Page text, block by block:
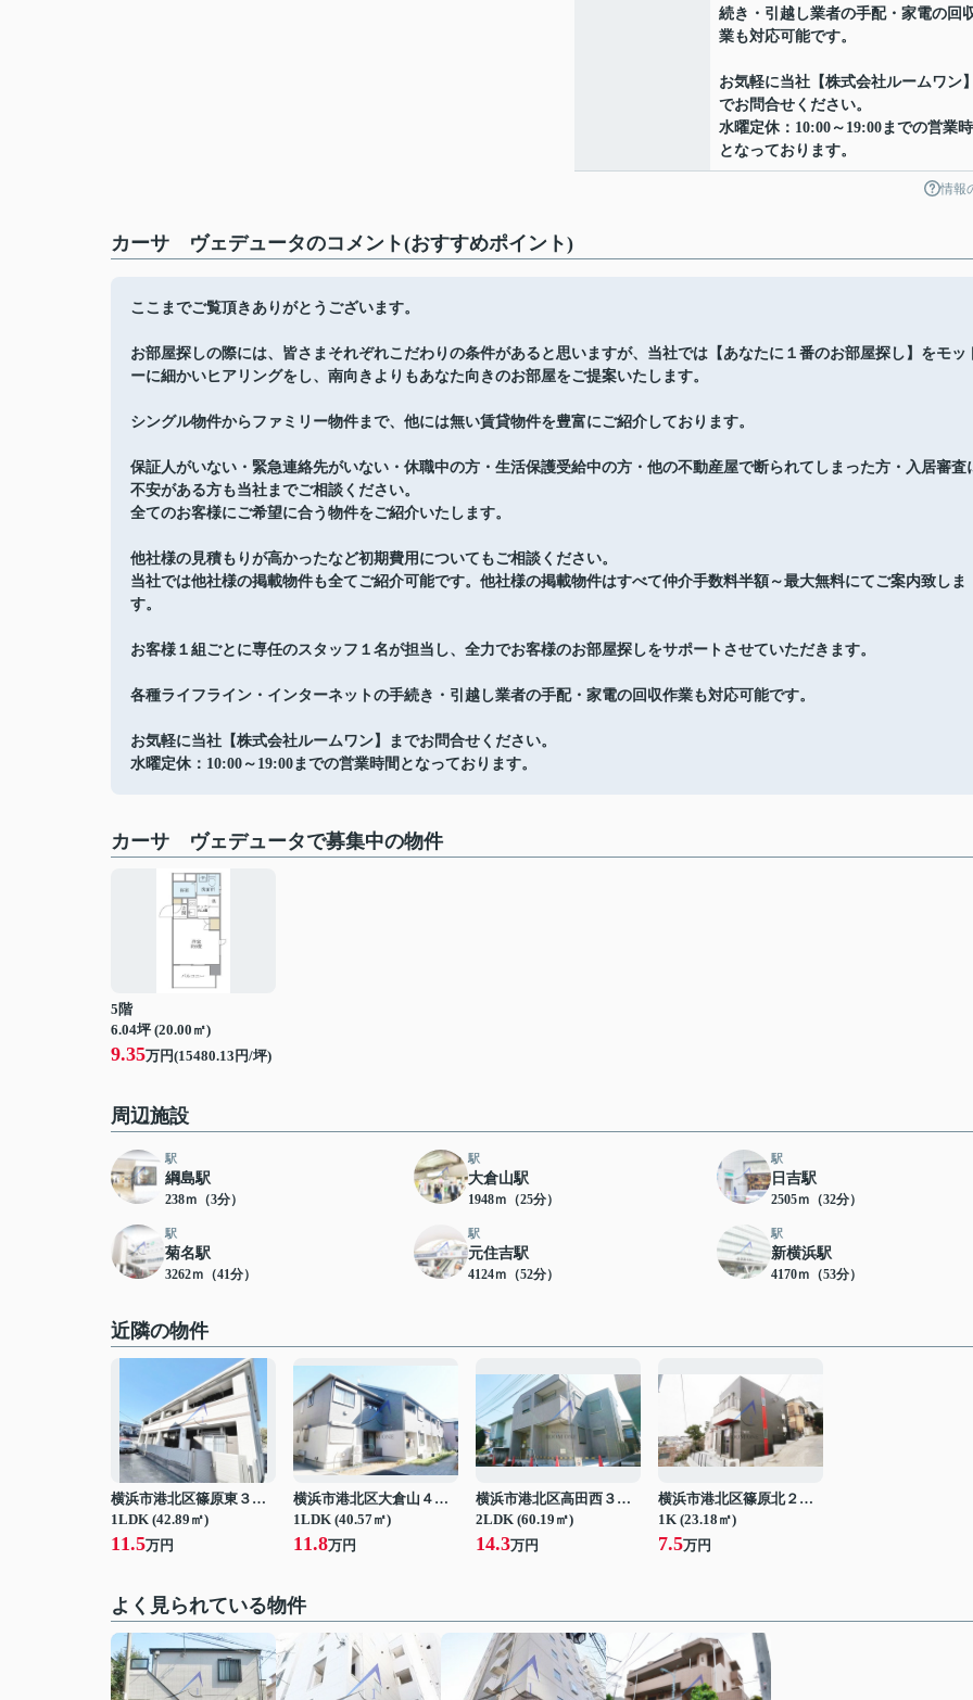
続き・引越し業者の手配・家電の回
業も対応可能です。
お気軽に当社【株式会社ルームワン
でお問合せください。
水曜定休：10:00～19:00までの営業
となっております。
情報
カーサ ヴェデュータのコメント(おすすめポイント)
ここまでご覧頂きありがとうございます。
お部屋探しの際には、皆さまそれぞれこだわりの条件があると思いますが、当社では【あなたに１番のお部屋探し】をモッ
ーに細かいヒアリングをし、南向きよりもあなた向きのお部屋をご提案いたします。
シングル物件からファミリー物件まで、他には無い賃貸物件を豊富にご紹介しております。
保証人がいない・緊急連絡先がいない・休職中の方・生活保護受給中の方・他の不動産屋で断られてしまった方・入居審査
不安がある方も当社までご相談ください。
全てのお客様にご希望に合う物件をご紹介いたします。
他社様の見積もりが高かったなど初期費用についてもご相談ください。
当社では他社様の掲載物件も全てご紹介可能です。他社様の掲載物件はすべて仲介手数料半額～最大無料にてご案内致しま
す。
お客様１組ごとに専任のスタッフ１名が担当し、全力でお客様のお部屋探しをサポートさせていただきます。
各種ライフライン・インターネットの手続き・引越し業者の手配・家電の回収作業も対応可能です。
お気軽に当社【株式会社ルームワン】までお問合せください。
水曜定休：10:00～19:00までの営業時間となっております。
カーサ ヴェデュータで募集中の物件
5階
6.04坪 (20.00㎡)
9.35万円(15480.13円/坪)
周辺施設
駅
綱島駅
238ｍ（3分）
駅
大倉山駅
1948ｍ（25分）
駅
日吉駅
2505ｍ（32分）
駅
菊名駅
3262ｍ（41分）
駅
元住吉駅
4124ｍ（52分）
駅
新横浜駅
4170ｍ（53分）
近隣の物件
横浜市港北区篠原東３丁目
1LDK (42.89㎡)
11.5万円
横浜市港北区大倉山４丁目
1LDK (40.57㎡)
11.8万円
横浜市港北区高田西３丁目
2LDK (60.19㎡)
14.3万円
横浜市港北区篠原北２丁目
1K (23.18㎡)
7.5万円
よく見られている物件